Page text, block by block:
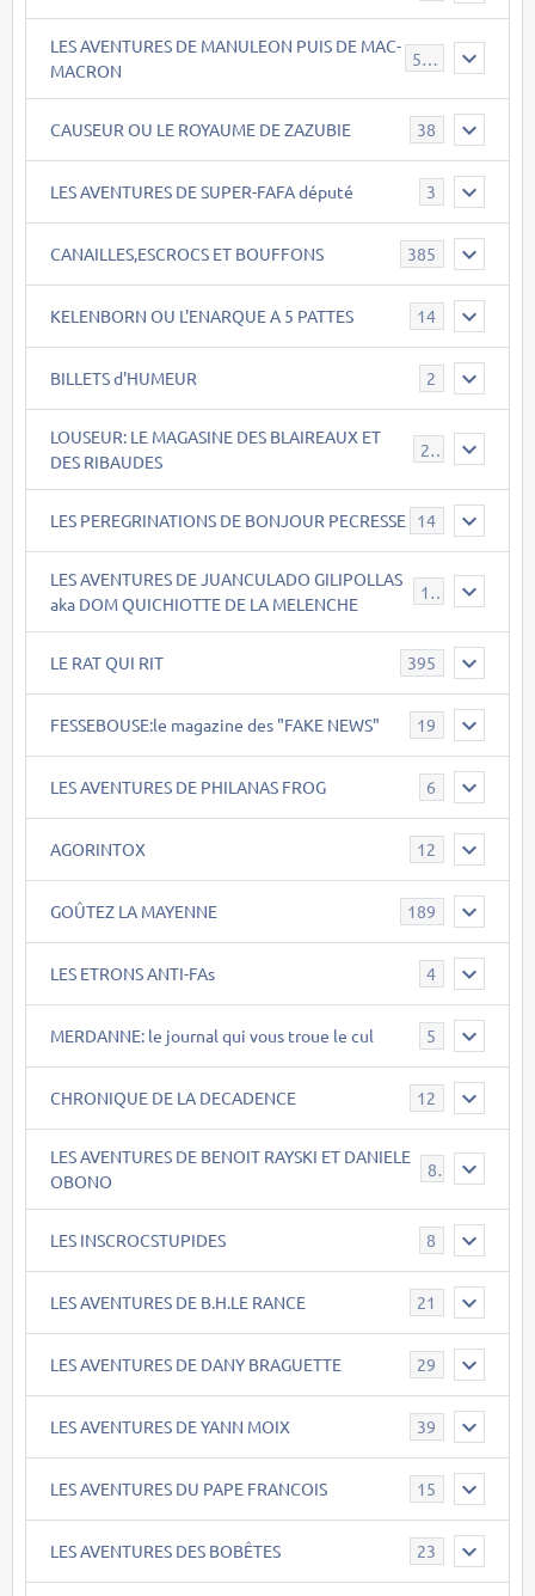
LES AVENTURES DE MANULEON PUIS DE MAC-
MACRON
543
CAUSEUR OU LE ROYAUME DE ZAZUBIE 38
LES AVENTURES DE SUPER-FAFA député 3
CANAILLES,ESCROCS ET BOUFFONS 385
KELENBORN OU L'ENARQUE A 5 PATTES 14
BILLETS d'HUMEUR 2
LOUSEUR: LE MAGASINE DES BLAIREAUX ET
DES RIBAUDES
21
LES PEREGRINATIONS DE BONJOUR PECRESSE 14
LES AVENTURES DE JUANCULADO GILIPOLLAS
aka DOM QUICHIOTTE DE LA MELENCHE
119
LE RAT QUI RIT 395
FESSEBOUSE:le magazine des "FAKE NEWS" 19
LES AVENTURES DE PHILANAS FROG 6
AGORINTOX 12
GOÛTEZ LA MAYENNE 189
LES ETRONS ANTI-FAs 4
MERDANNE: le journal qui vous troue le cul 5
CHRONIQUE DE LA DECADENCE 12
LES AVENTURES DE BENOIT RAYSKI ET DANIELE
OBONO
8
LES INSCROCSTUPIDES 8
LES AVENTURES DE B.H.LE RANCE 21
LES AVENTURES DE DANY BRAGUETTE 29
LES AVENTURES DE YANN MOIX 39
LES AVENTURES DU PAPE FRANCOIS 15
LES AVENTURES DES BOBÊTES 23